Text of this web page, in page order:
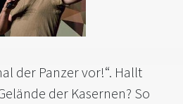
der Panzer vor!“. Hallt
der Kasernen? So